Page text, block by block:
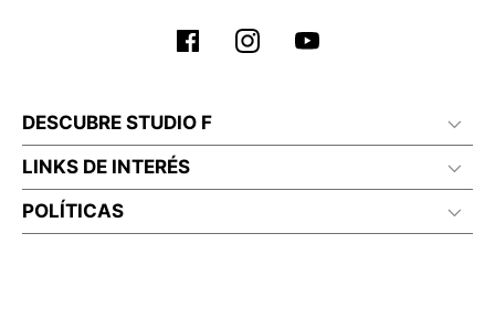
DESCUBRE STUDIO F
LINKS DE INTERÉS
POLÍTICAS